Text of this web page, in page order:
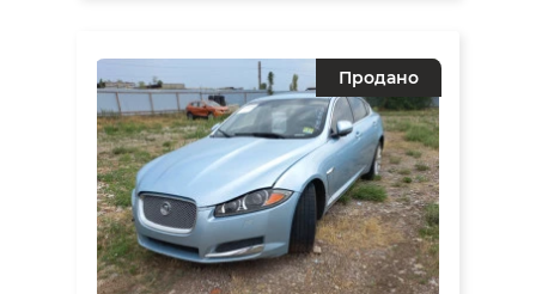
Продано